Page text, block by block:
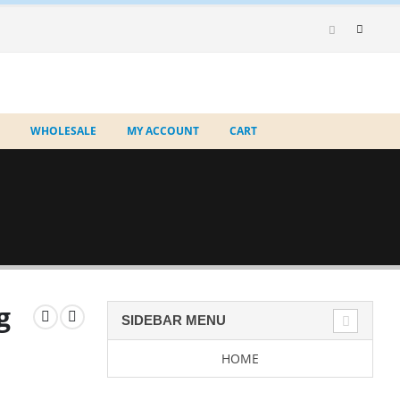
WHOLESALE MY ACCOUNT CART
SIDEBAR MENU
HOME